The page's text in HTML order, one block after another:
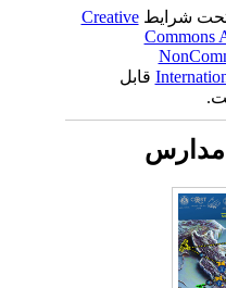
شرایطCreative
قابل
مدارس